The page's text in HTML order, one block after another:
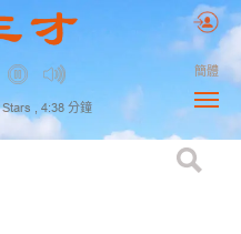
, 4:38 分鐘
簡體